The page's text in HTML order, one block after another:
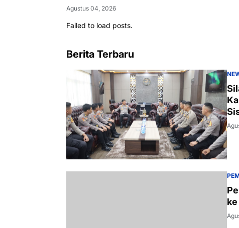
Agustus 04, 2026
Failed to load posts.
Berita Terbaru